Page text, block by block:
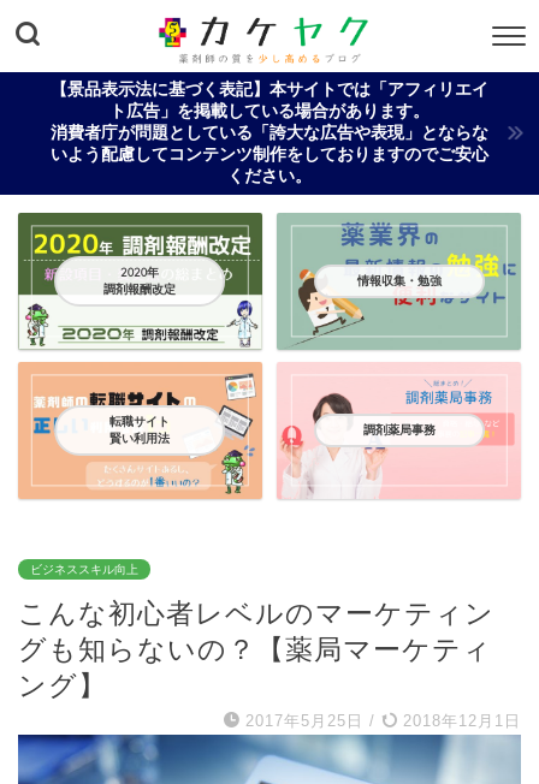
【景品表示法に基づく表記】本サイトでは「アフィリエイ
ト広告」を掲載している場合があります。
消費者庁が問題としている「誇大な広告や表現」とならな
いよう配慮してコンテンツ制作をしておりますのでご安心
ください。
2020年
調剤報酬改定
情報収集・勉強
転職サイト
賢い利用法
調剤薬局事務
ビジネススキル向上
こんな初心者レベルのマーケティン
グも知らないの？【薬局マーケティ
ング】
2017年5月25日 / 2018年12月1日